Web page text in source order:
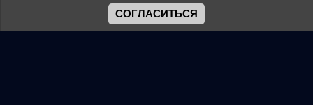
СОГЛАСИТЬСЯ